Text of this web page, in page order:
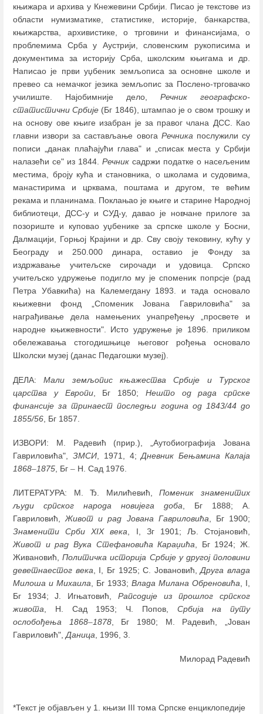
књижара и архива у Кнежевини Србији. Писао је текстове из
области нумизматике, статистике, историје, банкарства,
књижарства, архивистике, о трговини и финансијама, о
проблемима Срба у Аустрији, словенским рукописима и
документима за историју Срба, школским књигама и др.
Написао је први уџбеник земљописа за основне школе и
превео са немачког језика земљопис за Послено-трговачко
училиште. Најобимније дело, Речник географско-
статистични Србије (Бг 1846), штампао је о свом трошку и
на основу ове књиге изабран је за правог члана ДСС. Као
главни извори за састављање овога Речникапослужили су
пописи „данак плаћајући глава" и „списак места у Србији
налазећи се" из 1844. Речник садржи податке о насељеним
местима, броју кућа и становника, о школама и судовима,
манастирима и црквама, поштама и другом, те већим
рекама и планинама. Поклањао је књиге и старине Народној
библиотеци, ДСС-у и СУД-у, давао је новчане прилоге за
позориште и куповао уџбенике за српске школе у Босни,
Далмацији, Горњој Крајини и др. Сву своју тековину, кућу у
Београду и 250.000 динара, оставио је Фонду за
издржавање учитељске сирочади и удовица. Српско
учитељско удружење подигло му је споменик попрсје (рад
Петра Убавкића) на Калемегдану 1893. и тада основало
књижевни фонд „Споменик Јована Гавриловића" за
награђивање дела намењених унапређењу „просвете и
народне књижевности". Исто удружење је 1896. приликом
обележавања стогодишњице његовог рођења основало
Школски музеј (данас Педагошки музеј).
ДЕЛА:Мали земљопис књажества Србије и Турског
царства у Европи, Бг 1850; Нешто од рада српске
финансије за тринаест последњи година од 1843/44 до
1855/56 , Бг 1857.
ИЗВОРИ: М. Радевић (прир.), „Аутобиографија Јована
Гавриловића", ЗМСИ, 1971, 4;Дневник Бењамина Калаја
1868–1875 , Бг – Н. Сад 1976.
ЛИТЕРАТУРА: М. Ђ. Милићевић,Поменик знаменитих
људи српског народа новијега доба , Бг 1888; А.
Гавриловић,Живот и рад Јована Гавриловића , Бг 1900;
Знаменити Срби XIX века , I, Зг 1901; Љ. Стојановић,
Живот и рад Вука Стефановића Караџића , Бг 1924; Ж.
Живановић,Политичка историја Србије у другој половини
деветнаестог века , I, Бг 1925; С. Јовановић,Друга влада
Милоша и Михаила , Бг 1933; Влада Милана Обреновића , I,
Бг 1934; Ј. Игњатовић, Рапсодије из прошлог српског
живота , Н. Сад 1953; Ч. Попов, Србија на путу
ослобођења 1868–1878, Бг 1980; М. Радевић, „Јован
Гавриловић", Даница , 1996, 3.
Милорад Радевић
*Текст је објављен у 1. књизи III тома Српске енциклопедије